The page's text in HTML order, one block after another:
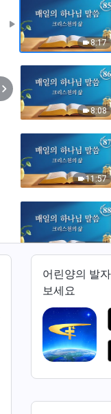
8:17
8:08
11:57
4:15
어린양의 발
보세요